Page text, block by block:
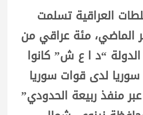
العراقية تسلمت
الماضي، مئة عراقي من
“د ا ع ش” كانوا
لدى قوات سوريا
منفذ ربيعة الحدودي”